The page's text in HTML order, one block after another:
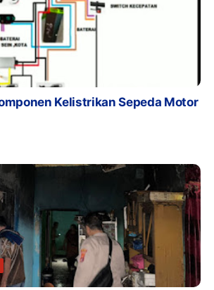
Kelistrikan Sepeda Motor